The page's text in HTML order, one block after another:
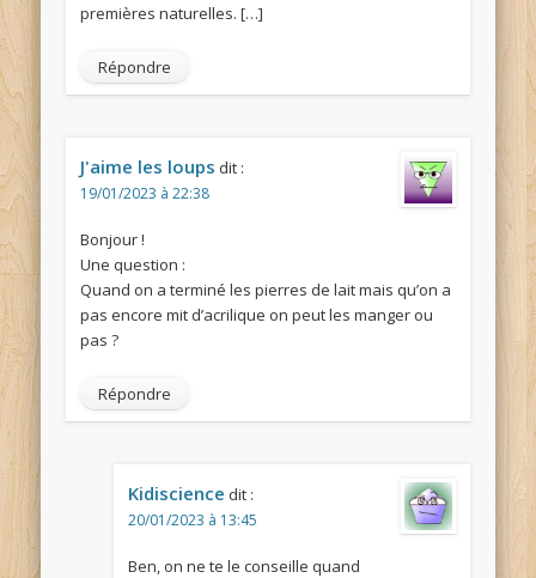
premières naturelles. […]
Répondre
J'aime les loups dit :
19/01/2023 à 22:38
Bonjour !
Une question :
Quand on a terminé les pierres de lait mais qu’on a
pas encore mit d’acrilique on peut les manger ou
pas ?
Répondre
Kidiscience dit :
20/01/2023 à 13:45
Ben, on ne te le conseille quand